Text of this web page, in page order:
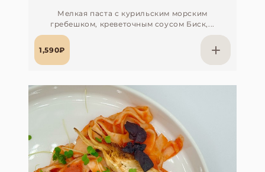
Мелкая паста с курильским морским
гребешком, креветочным соусом Биск,...
1,590₽